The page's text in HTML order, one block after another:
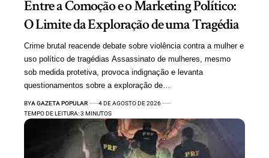
Entre a Comoção e o Marketing Político:
O Limite da Exploração de uma Tragédia
Crime brutal reacende debate sobre violência contra a mulher e
uso político de tragédias Assassinato de mulheres, mesmo
sob medida protetiva, provoca indignação e levanta
questionamentos sobre a exploração de…
BYA GAZETA POPULAR
4 DE AGOSTO DE 2026
TEMPO DE LEITURA: 3 MINUTOS